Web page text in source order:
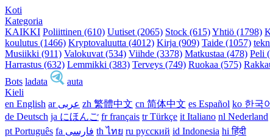
Koti
Kategoria
KAIKKI Poliittinen (610) Uutiset (2065) Stock (615)Yhtiö (1798)
koulutus (1466) Kryptovaluutta (4012) Kirja (909) Taide (1057)
Musiikki (911) Valokuvat (534) Viihde (3378) Matkustaa (478) Peli
Harrastus (632) Lemmikki (383) Terveys (749) Ruokaa (575)
Bots ladata
auta
Kieli
en English
ar عربى zh 繁體中文 cn 简体中文 es Español ko 한국
de Deutsch ja にほんご fr français tr Türkçe it Italiano nl Nederland
pt Português
th ไทย ru русский id Indonesia hi हिंदी